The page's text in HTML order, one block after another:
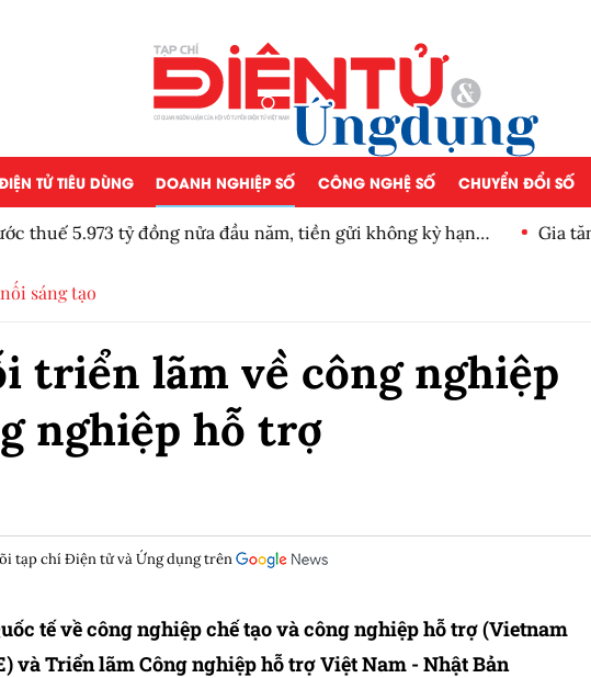
TỬ TIÊU DÙNG DOANH NGHIỆP SỐ CÔNG NGHỆ SỐ CHUYỂN ĐỔI SỐ
nửa đầu năm, tiền gửi không kỳ hạn
Gia tăng sức mạnh,
sáng tạo
triển lãm về công nghiệp
nghiệp hỗ trợ
tạp chí Điện tử và Ứng dụng trên
tế về công nghiệp chế tạo và công nghiệp hỗ trợ (Vietnam
và Triển lãm Công nghiệp hỗ trợ Việt Nam - Nhật Bản